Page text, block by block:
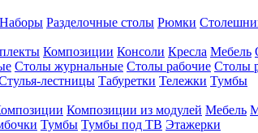
Наборы Разделочные столы Рюмки
Композиции Консоли Кресла Мебель
Столы журнальные Столы рабочие Столы
лестницы Табуретки Тележки Тумбы
Композиции из модулей Мебель
Тумбы Тумбы под ТВ Этажерки